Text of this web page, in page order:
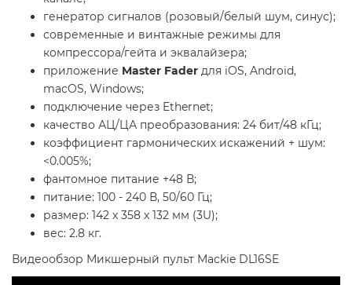
генератор сигналов (розовый/белый шум, синус);
современные и винтажные режимы для
компрессора/гейта и эквалайзера;
приложение Master Fader для iOS, Android,
macOS, Windows;
подключение через Ethernet;
качество АЦ/ЦА преобразования: 24 бит/48 кГц;
коэффициент гармонических искажений + шум:
<0.005%;
фантомное питание +48 В;
питание: 100 - 240 В, 50/60 Гц;
размер: 142 х 358 х 132 мм (3U);
вес: 2.8 кг.
Видеообзор Микшерный пульт Mackie DL16SE